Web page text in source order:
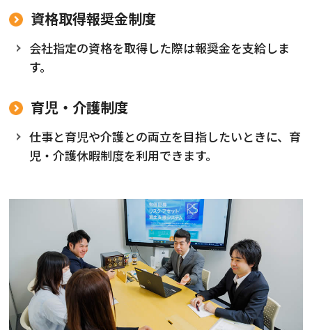
資格取得報奨金制度
会社指定の資格を取得した際は報奨金を支給しま
す。
育児・介護制度
仕事と育児や介護との両立を目指したいときに、育
児・介護休暇制度を利用できます。